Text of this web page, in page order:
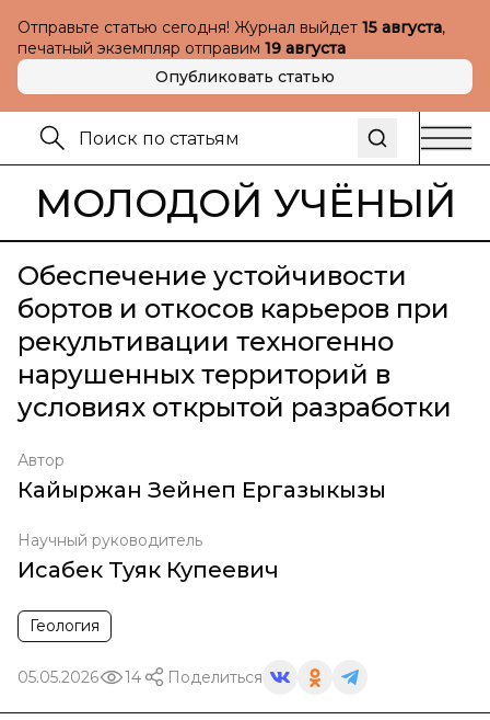
Отправьте статью сегодня! Журнал выйдет 15 августа,
печатный экземпляр отправим 19 августа
Опубликовать статью
МОЛОДОЙ УЧЁНЫЙ
Обеспечение устойчивости
бортов и откосов карьеров при
рекультивации техногенно
нарушенных территорий в
условиях открытой разработки
Автор
Кайыржан Зейнеп Ергазыкызы
Научный руководитель
Исабек Туяк Купеевич
Геология
05.05.2026 14 Поделиться